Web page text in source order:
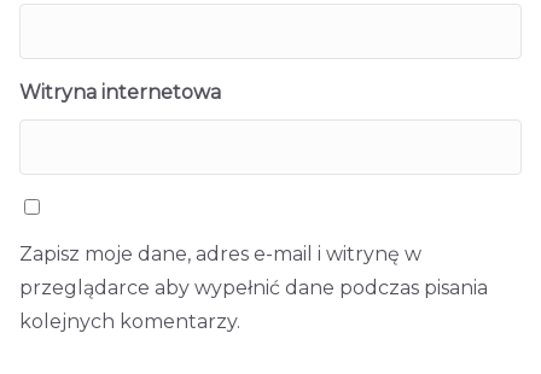
Witryna internetowa
Zapisz moje dane, adres e-mail i witrynę w
przeglądarce aby wypełnić dane podczas pisania
kolejnych komentarzy.